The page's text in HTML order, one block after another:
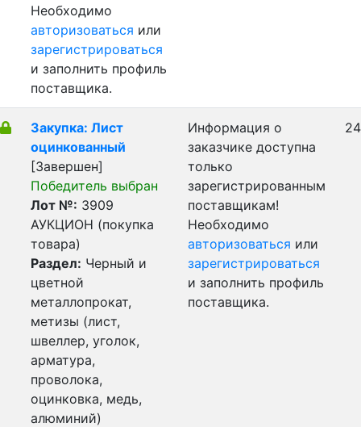
Необходимо
авторизоваться или
зарегистрироваться
и заполнить профиль
поставщика.
Закупка: Лист
оцинкованный
[Завершен]
Победитель выбран
Лот №: 3909
АУКЦИОН (покупка
товара)
Раздел: Черный и
цветной
металлопрокат,
метизы (лист,
швеллер, уголок,
арматура,
проволока,
оцинковка, медь,
алюминий)
Информация о
заказчике доступна
только
зарегистрированным
поставщикам!
Необходимо
авторизоваться или
зарегистрироваться
и заполнить профиль
поставщика.